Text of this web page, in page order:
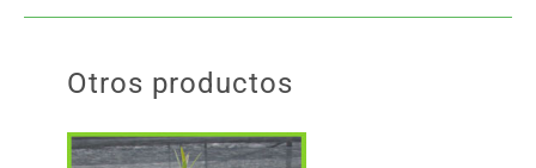
Otros productos